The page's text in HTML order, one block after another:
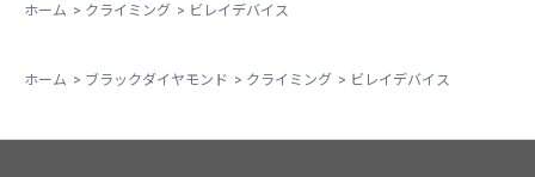
ホーム > クライミング > ビレイデバイス
ホーム > ブラックダイヤモンド > クライミング > ビレイデバイス